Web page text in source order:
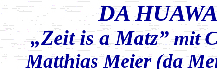
DA
„Zeit is a Matz”mit
Matthias Meier (da